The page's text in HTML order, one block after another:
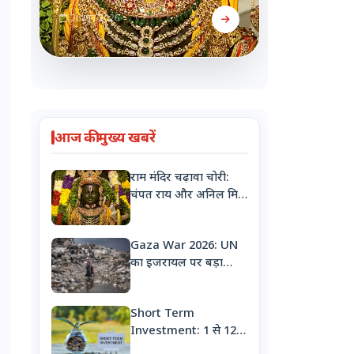
26 जून 2026
आज की मुख्य खबरें
राम मंदिर चढ़ावा चोरी:
चंपत राय और अनिल मिश्रा
का इस्तीफा
Gaza War 2026: UN
का इजरायल पर बड़ा
आरोप, 'गाजा में नरसंहार
जानबूझकर बना रहे
निशाना'
Short Term
Investment: 1 से 12
महीने के लिए करना है